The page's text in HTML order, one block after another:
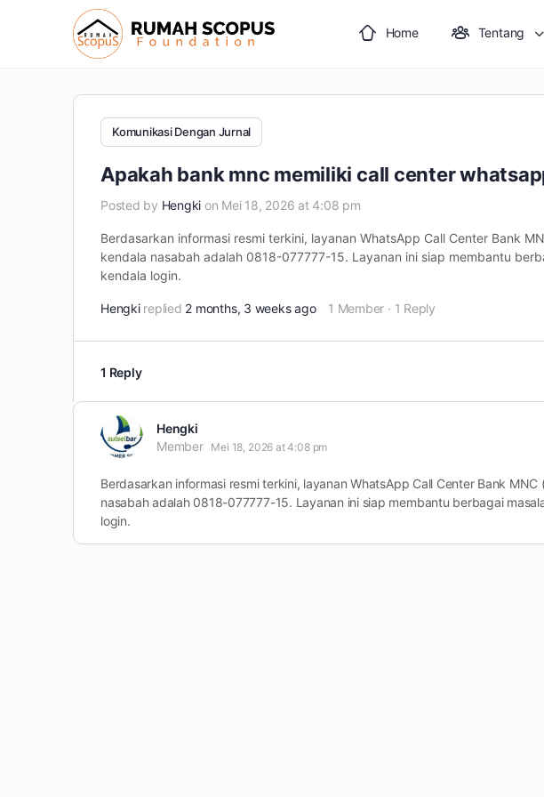
Home Tentang
Komunikasi Dengan Jurnal
Apakah bank mnc memiliki call center
Posted by Hengki on Mei 18, 2026 at 4:08 pm
Berdasarkan informasi resmi terkini, layanan WhatsApp Call Center Bank
kendala nasabah adalah 0818-077777-15. Layanan ini siap membantu
kendala login.
Hengki replied 2 months, 3 weeks ago 1 Member · 1 Reply
1 Reply
Hengki
Member
Mei 18, 2026 at 4:08 pm
Berdasarkan informasi resmi terkini, layanan WhatsApp Call Center Bank
nasabah adalah 0818-077777-15. Layanan ini siap membantu berbagai
login.